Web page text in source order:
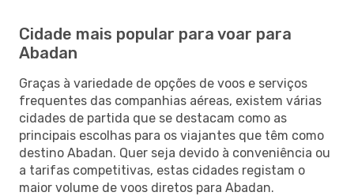
Cidade mais popular para voar para
Abadan
Graças à variedade de opções de voos e serviços
frequentes das companhias aéreas, existem várias
cidades de partida que se destacam como as
principais escolhas para os viajantes que têm como
destino Abadan. Quer seja devido à conveniência ou
a tarifas competitivas, estas cidades registam o
maior volume de voos diretos para Abadan.